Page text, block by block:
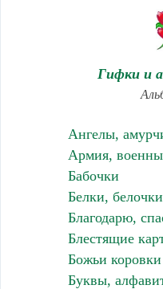
Гифки и
Ангелы,
Армия,
Бабочки
Белки, белочки
Благодарю,
Блестящие
Божьи коровки
Буквы,